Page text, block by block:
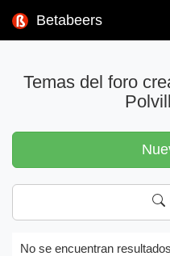
Betabeers
Temas del foro
No se encuentran resultados